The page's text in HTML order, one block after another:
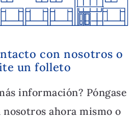
con nosotros o
un folleto
información? Póngase
ahora mismo o